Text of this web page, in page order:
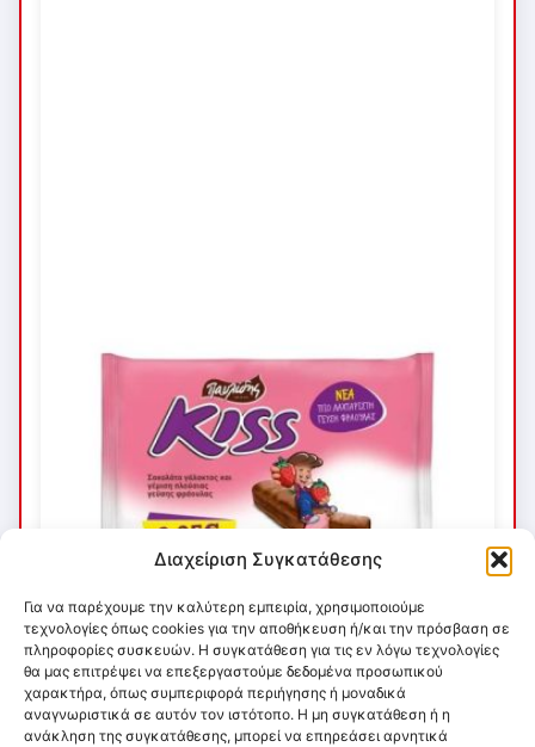
Διαχείριση Συγκατάθεσης
Για να παρέχουμε την καλύτερη εμπειρία, χρησιμοποιούμε
τεχνολογίες όπως cookies για την αποθήκευση ή/και την πρόσβαση σε
πληροφορίες συσκευών. Η συγκατάθεση για τις εν λόγω τεχνολογίες
θα μας επιτρέψει να επεξεργαστούμε δεδομένα προσωπικού
χαρακτήρα, όπως συμπεριφορά περιήγησης ή μοναδικά
αναγνωριστικά σε αυτόν τον ιστότοπο. Η μη συγκατάθεση ή η
ανάκληση της συγκατάθεσης, μπορεί να επηρεάσει αρνητικά